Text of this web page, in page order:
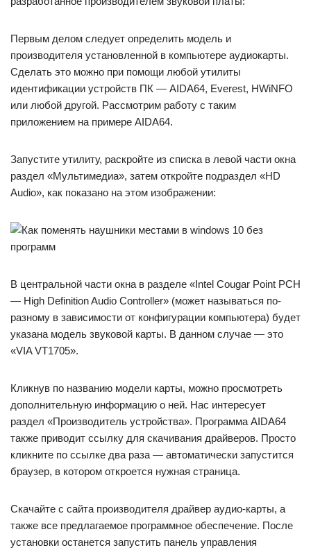
Первым делом следует определить модель и
производителя установленной в компьютере аудиокарты.
Сделать это можно при помощи любой утилиты
идентификации устройств ПК — AIDA64, Everest, HWiNFO
или любой другой. Рассмотрим работу с таким
приложением на примере AIDA64.
Запустите утилиту, раскройте из списка в левой части окна
раздел «Мультимедиа», затем откройте подраздел «HD
Audio», как показано на этом изображении:
В центральной части окна в разделе «Intel Cougar Point PCH
— High Definition Audio Controller» (может называться по-
разному в зависимости от конфигурации компьютера) будет
указана модель звуковой карты. В данном случае — это
«VIA VT1705».
Кликнув по названию модели карты, можно просмотреть
дополнительную информацию о ней. Нас интересует
раздел «Производитель устройства». Программа AIDA64
также приводит ссылку для скачивания драйверов. Просто
кликните по ссылке два раза — автоматически запустится
браузер, в котором откроется нужная страница.
Скачайте с сайта производителя драйвер аудио-карты, а
также все предлагаемое программное обеспечение. После
установки останется запустить панель управления